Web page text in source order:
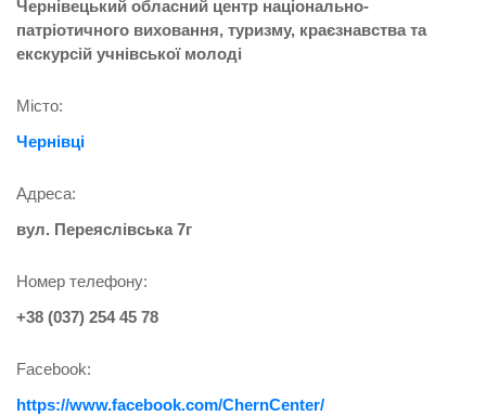
Чернівецький обласний центр національно-
патріотичного виховання, туризму, краєзнавства та
екскурсій учнівської молоді
Місто:
Чернівці
Адреса:
вул. Переяслівська 7г
Номер телефону:
+38 (037) 254 45 78
Facebook:
https://www.facebook.com/ChernCenter/